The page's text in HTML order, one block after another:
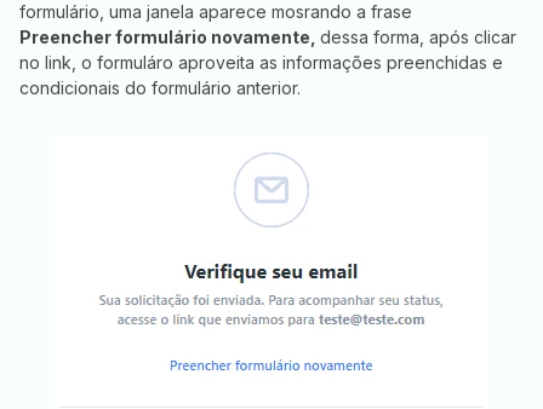
formulário, uma janela aparece mosrando a frase
Preencher formulário novamente, dessa forma, após clicar
no link, o formuláro aproveita as informações preenchidas e
condicionais do formulário anterior.